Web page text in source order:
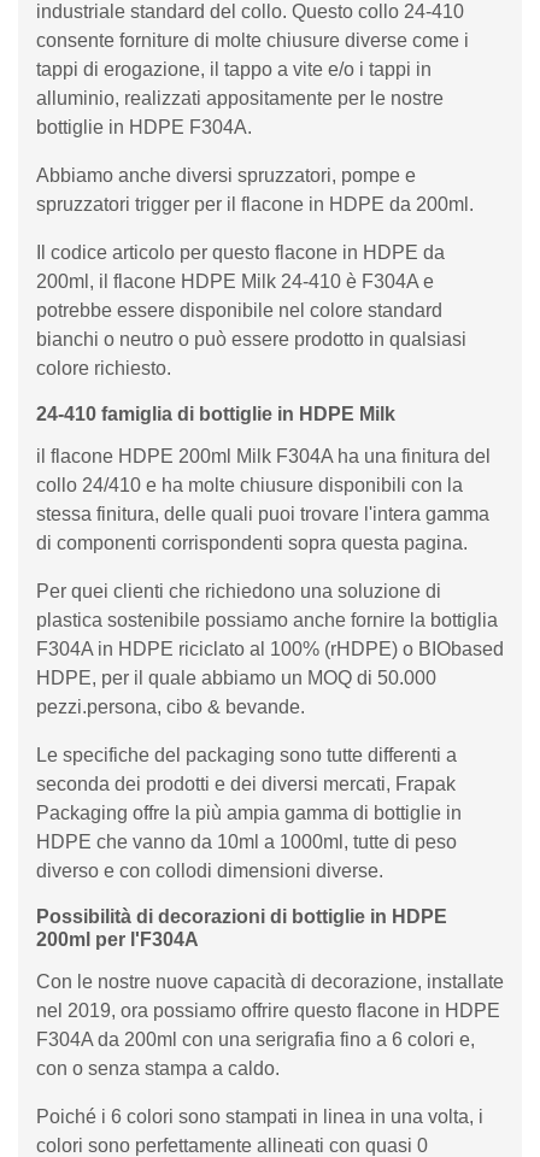
industriale standard del collo. Questo collo 24-410
consente forniture di molte chiusure diverse come i
tappi di erogazione, il tappo a vite e/o i tappi in
alluminio, realizzati appositamente per le nostre
bottiglie in HDPE F304A.
Abbiamo anche diversi spruzzatori, pompe e
spruzzatori trigger per il flacone in HDPE da 200ml.
Il codice articolo per questo flacone in HDPE da
200ml, il flacone HDPE Milk 24-410 è F304A e
potrebbe essere disponibile nel colore standard
bianchi o neutro o può essere prodotto in qualsiasi
colore richiesto.
24-410 famiglia di bottiglie in HDPE Milk
il flacone HDPE 200ml Milk F304A ha una finitura del
collo 24/410 e ha molte chiusure disponibili con la
stessa finitura, delle quali puoi trovare l'intera gamma
di componenti corrispondenti sopra questa pagina.
Per quei clienti che richiedono una soluzione di
plastica sostenibile possiamo anche fornire la bottiglia
F304A in HDPE riciclato al 100% (rHDPE) o BIObased
HDPE, per il quale abbiamo un MOQ di 50.000
pezzi.persona, cibo & bevande.
Le specifiche del packaging sono tutte differenti a
seconda dei prodotti e dei diversi mercati, Frapak
Packaging offre la più ampia gamma di bottiglie in
HDPE che vanno da 10ml a 1000ml, tutte di peso
diverso e con collodi dimensioni diverse.
Possibilità di decorazioni di bottiglie in HDPE
200ml per l'F304A
Con le nostre nuove capacità di decorazione, installate
nel 2019, ora possiamo offrire questo flacone in HDPE
F304A da 200ml con una serigrafia fino a 6 colori e,
con o senza stampa a caldo.
Poiché i 6 colori sono stampati in linea in una volta, i
colori sono perfettamente allineati con quasi 0